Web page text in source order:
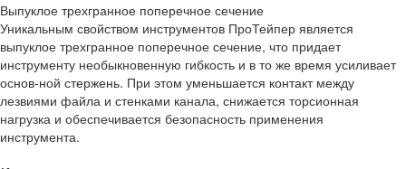
Выпуклое трехгранное поперечное сечение
Уникальным свойством инструментов ПроТейпер является
выпуклое трехгранное поперечное сечение, что придает
инструменту необыкновенную гибкость и в то же время усиливает
основ-ной стержень. При этом уменьшается контакт между
лезвиями файла и стенками канала, снижается торсионная
нагрузка и обеспечивается безопасность применения
инструмента.